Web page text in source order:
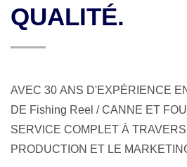
QUALITÉ.
AVEC 30 ANS D'EXPÉRIENCE
DE Fishing Reel / CANNE ET
SERVICE COMPLET À
PRODUCTION ET LE